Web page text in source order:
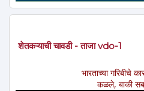
शेतकऱ्याची चावडी - ताजा vdo-1
भारताच्या गरिबीचे
कळले, बाकी